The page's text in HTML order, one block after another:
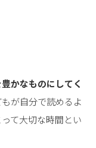
かなものにしてく
が自分で読めるよ
て大切な時間とい